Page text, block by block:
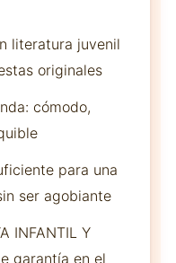
literatura juvenil
originales
cómodo,
para una
ser agobiante
INFANTIL Y
garantía en el